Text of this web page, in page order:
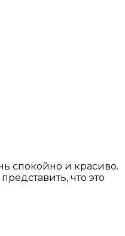
спокойно и красиво.
что это